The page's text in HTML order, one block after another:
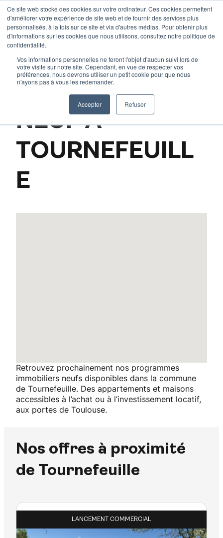
Ce site web stocke des cookies sur votre ordinateur. Ces cookies permettent
d'améliorer votre expérience de site web et de fournir des services plus
personnalisés, à la fois sur ce site et via d'autres médias. Pour obtenir plus
d'informations sur les cookies que nous utilisons, consultez notre politique de
confidentialité.
Vos informations personnelles ne feront l'objet d'aucun suivi lors de
votre visite sur notre site. Cependant, en vue de respecter vos
préférences, nous devrons utiliser un petit cookie pour que nous
n'ayons pas à vous les redemander.
Accepter Refuser
Aller
au
contenu
Accueil–
L’IMMOBILIER
NEUF À
TOURNEFEUILL
E
Retrouvez prochainement nos programmes
immobiliers neufs disponibles dans la commune
de Tournefeuille. Des appartements et maisons
accessibles à l’achat ou à l’investissement locatif,
aux portes de Toulouse.
Nos offres à proximité
de Tournefeuille
LANCEMENT COMMERCIAL